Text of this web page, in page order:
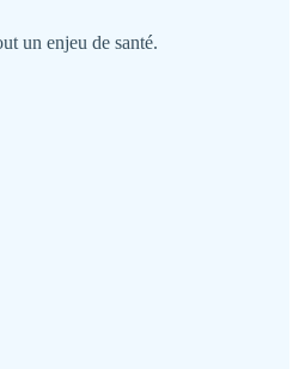
un enjeu de santé.